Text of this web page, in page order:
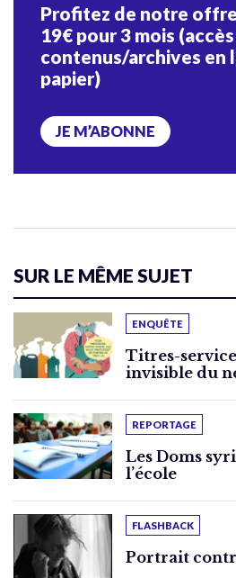
Profitez de notre
19€ pour 3 mois
contenus/archives en
papier)
JE M’ABONNE
SUR LE MÊME SUJET
ENQUÊTE
Titres-
invisible du
REPORTAGE
Les Doms
l’école
FLASHBACK
Portrait